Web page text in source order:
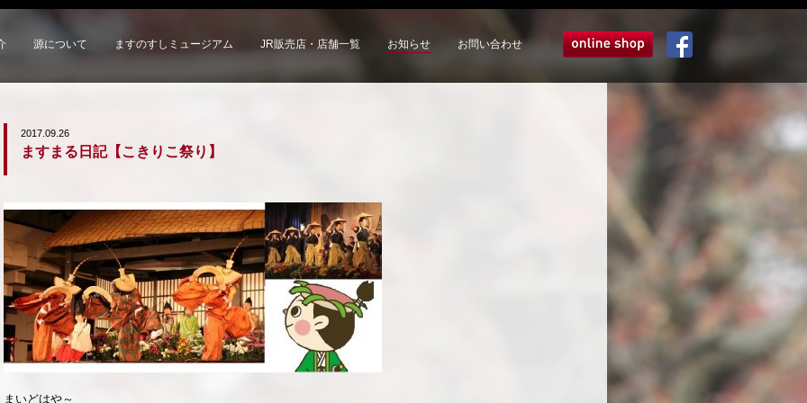
源について ますのすしミュージアム JR販売店・店舗一覧 お知らせ お問い合わせ オンラインショップ
2017.09.26
ますまる日記【こきりこ祭り】
まいどはや～